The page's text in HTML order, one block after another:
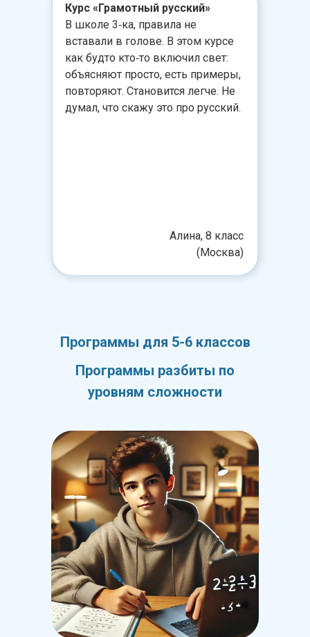
Курс «Грамотный русский»
В школе 3‑ка, правила не
вставали в голове. В этом курсе
как будто кто‑то включил свет:
объясняют просто, есть примеры,
повторяют. Становится легче. Не
думал, что скажу это про русский.
Алина, 8 класс
(Москва)
Программы разбиты по
уровням сложности
Программы для 5-6 классов